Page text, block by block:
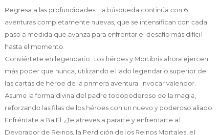
Regresa a las profundidades: La búsqueda continúa con 6
aventuras completamente nuevas, que se intensifican con cada
paso a medida que avanza para enfrentar el desafío más difícil
hasta el momento.
Conviértete en legendario: Los héroes y Mortibris ahora ejercen
más poder que nunca, utilizando el lado legendario superior de
las cartas de héroe de la primera aventura. Invocar valendor.
Asume la forma divina del padre todopoderoso de la magia,
reforzando las filas de los héroes con un nuevo y poderoso aliado.
Enfréntate a Ba'El: ¿Te atreves a pararte y enfrentarte al
Devorador de Reinos, la Perdición de los Reinos Mortales, el